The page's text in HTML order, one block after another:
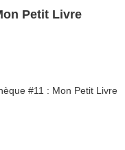
Petit Livre